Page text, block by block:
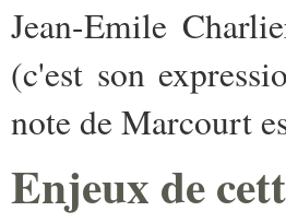
Jean-Emile
(c'est son
note de Marcourt
Enjeux de